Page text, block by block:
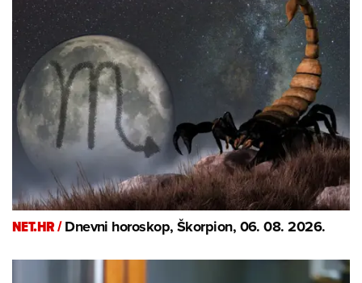
NET.HR /Dnevni horoskop, Škorpion, 06. 08. 2026.